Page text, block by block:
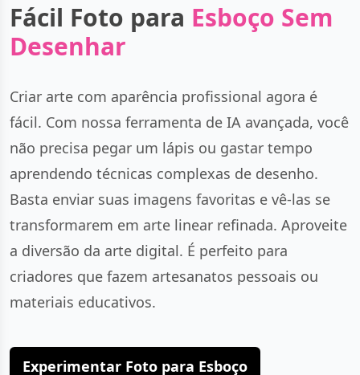
Fácil Foto para Esboço Sem
Desenhar
Criar arte com aparência profissional agora é
fácil. Com nossa ferramenta de IA avançada, você
não precisa pegar um lápis ou gastar tempo
aprendendo técnicas complexas de desenho.
Basta enviar suas imagens favoritas e vê-las se
transformarem em arte linear refinada. Aproveite
a diversão da arte digital. É perfeito para
criadores que fazem artesanatos pessoais ou
materiais educativos.
Experimentar Foto para Esboço